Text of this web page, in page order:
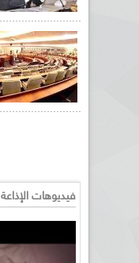
فيديوهات الإذاعة